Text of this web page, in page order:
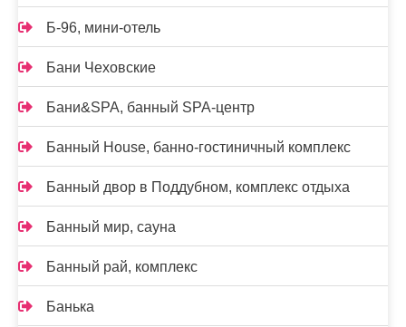
Б-96, мини-отель
Бани Чеховские
Бани&SPA, банный SPA-центр
Банный House, банно-гостиничный комплекс
Банный двор в Поддубном, комплекс отдыха
Банный мир, сауна
Банный рай, комплекс
Банька